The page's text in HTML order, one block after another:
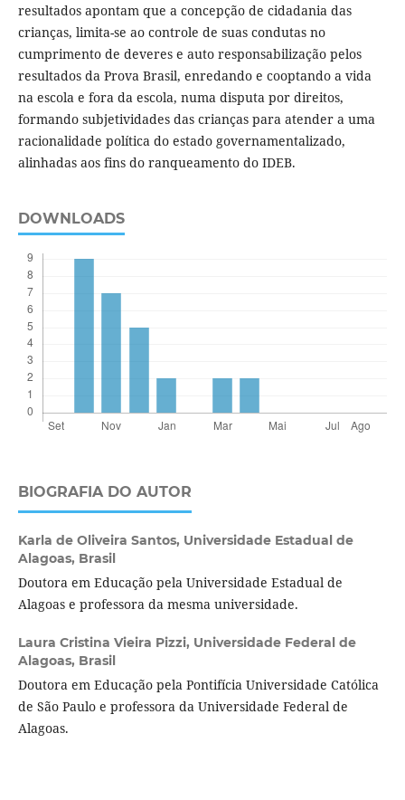
resultados apontam que a concepção de cidadania das
crianças, limita-se ao controle de suas condutas no
cumprimento de deveres e auto responsabilização pelos
resultados da Prova Brasil, enredando e cooptando a vida
na escola e fora da escola, numa disputa por direitos,
formando subjetividades das crianças para atender a uma
racionalidade política do estado governamentalizado,
alinhadas aos fins do ranqueamento do IDEB.
DOWNLOADS
BIOGRAFIA DO AUTOR
Karla de Oliveira Santos, Universidade Estadual de
Alagoas, Brasil
Doutora em Educação pela Universidade Estadual de
Alagoas e professora da mesma universidade.
Laura Cristina Vieira Pizzi, Universidade Federal de
Alagoas, Brasil
Doutora em Educação pela Pontifícia Universidade Católica
de São Paulo e professora da Universidade Federal de
Alagoas.